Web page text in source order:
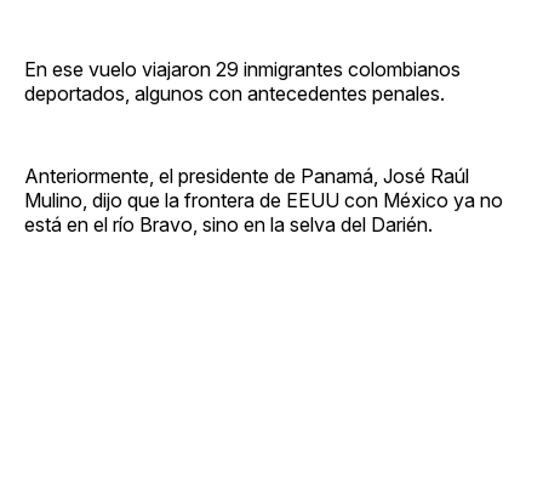
En ese vuelo viajaron 29 inmigrantes colombianos
deportados, algunos con antecedentes penales.
Anteriormente, el presidente de Panamá, José Raúl
Mulino, dijo que la frontera de EEUU con México ya no
está en el río Bravo, sino en la selva del Darién.